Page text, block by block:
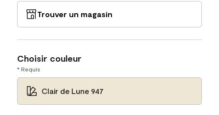
Trouver un magasin
Choisir couleur
* Requis
Clair de Lune 947